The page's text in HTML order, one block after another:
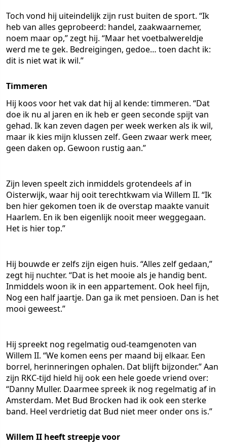
Toch vond hij uiteindelijk zijn rust buiten de sport. “Ik
heb van alles geprobeerd: handel, zaakwaarnemer,
noem maar op,” zegt hij. “Maar het voetbalwereldje
werd me te gek. Bedreigingen, gedoe… toen dacht ik:
dit is niet wat ik wil.”
Timmeren
Hij koos voor het vak dat hij al kende: timmeren. “Dat
doe ik nu al jaren en ik heb er geen seconde spijt van
gehad. Ik kan zeven dagen per week werken als ik wil,
maar ik kies mijn klussen zelf. Geen zwaar werk meer,
geen daken op. Gewoon rustig aan.”
Zijn leven speelt zich inmiddels grotendeels af in
Oisterwijk, waar hij ooit terechtkwam via Willem II. “Ik
ben hier gekomen toen ik de overstap maakte vanuit
Haarlem. En ik ben eigenlijk nooit meer weggegaan.
Het is hier top.”
Hij bouwde er zelfs zijn eigen huis. “Alles zelf gedaan,”
zegt hij nuchter. “Dat is het mooie als je handig bent.
Inmiddels woon ik in een appartement. Ook heel fijn,
Nog een half jaartje. Dan ga ik met pensioen. Dan is het
mooi geweest.”
Hij spreekt nog regelmatig oud-teamgenoten van
Willem II. “We komen eens per maand bij elkaar. Een
borrel, herinneringen ophalen. Dat blijft bijzonder.” Aan
zijn RKC-tijd hield hij ook een hele goede vriend over:
“Danny Muller. Daarmee spreek ik nog regelmatig af in
Amsterdam. Met Bud Brocken had ik ook een sterke
band. Heel verdrietig dat Bud niet meer onder ons is.”
Willem II heeft streepje voor